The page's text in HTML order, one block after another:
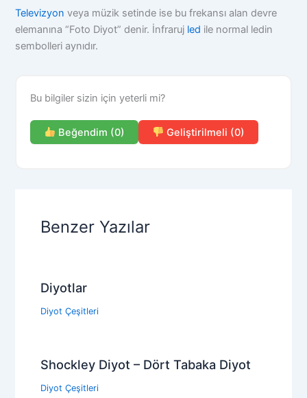
Televizyon veya müzik setinde ise bu frekansı alan devre
elemanına “Foto Diyot” denir. İnfraruj led ile normal ledin
sembolleri aynıdır.
Bu bilgiler sizin için yeterli mi?
Beğendim (0) Geliştirilmeli (0)
Benzer Yazılar
Diyotlar
Diyot Çeşitleri
Shockley Diyot – Dört Tabaka Diyot
Diyot Çeşitleri